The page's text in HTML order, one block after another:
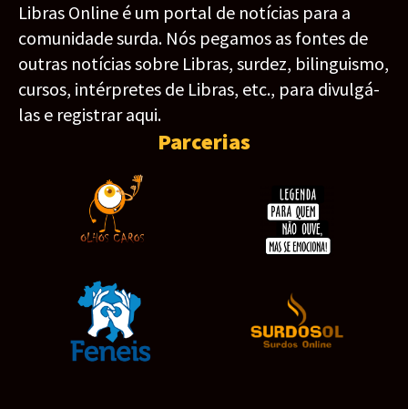
Libras Online é um portal de notícias para a
comunidade surda. Nós pegamos as fontes de
outras notícias sobre Libras, surdez, bilinguismo,
cursos, intérpretes de Libras, etc., para divulgá-
las e registrar aqui.
Parcerias